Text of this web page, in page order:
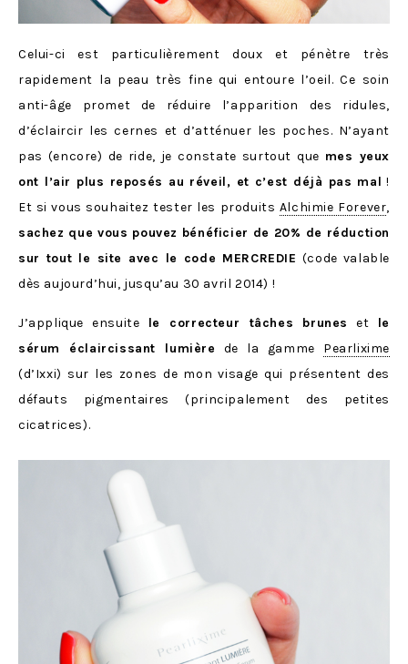
Celui-ci est particulièrement doux et pénètre très
rapidement la peau très fine qui entoure l’oeil. Ce soin
anti-âge promet de réduire l’apparition des ridules,
d’éclaircir les cernes et d’atténuer les poches. N’ayant
pas (encore) de ride, je constate surtout que mes yeux
ont l’air plus reposés au réveil, et c’est déjà pas mal !
Et si vous souhaitez tester les produits Alchimie Forever,
sachez que vous pouvez bénéficier de 20% de réduction
sur tout le site avec le code MERCREDIE (code valable
dès aujourd’hui, jusqu’au 30 avril 2014) !
J’applique ensuite le correcteur tâches brunes et le
sérum éclaircissant lumière de la gamme Pearlixime
(d’Ixxi) sur les zones de mon visage qui présentent des
défauts pigmentaires (principalement des petites
cicatrices).